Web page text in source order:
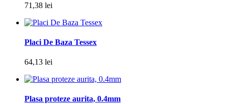
71,38 lei
Placi De Baza Tessex
64,13 lei
Plasa proteze aurita, 0.4mm